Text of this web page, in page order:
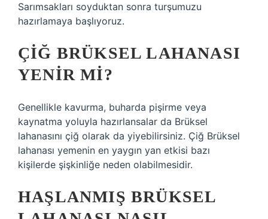
Sarımsakları soyduktan sonra turşumuzu
hazırlamaya başlıyoruz.
ÇIĞ BRÜKSEL LAHANASI
YENIR MI?
Genellikle kavurma, buharda pişirme veya
kaynatma yoluyla hazırlansalar da Brüksel
lahanasını çiğ olarak da yiyebilirsiniz. Çiğ Brüksel
lahanası yemenin en yaygın yan etkisi bazı
kişilerde şişkinliğe neden olabilmesidir.
HAŞLANMIŞ BRÜKSEL